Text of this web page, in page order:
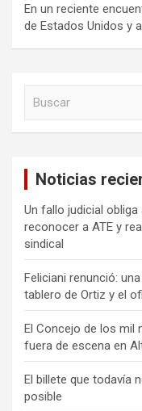
En un reciente
de Estados Unidos y
Noticias
Un fallo judicial
reconocer a ATE y
sindical
Feliciani renunció:
tablero de Ortiz y el
El Concejo de los mil
fuera de escena en
El billete que todavía
posible